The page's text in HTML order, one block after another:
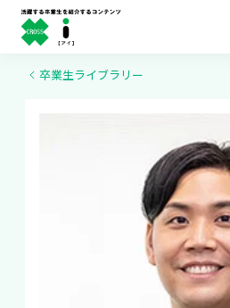
卒業生向け情報
卒業生ライブラリー